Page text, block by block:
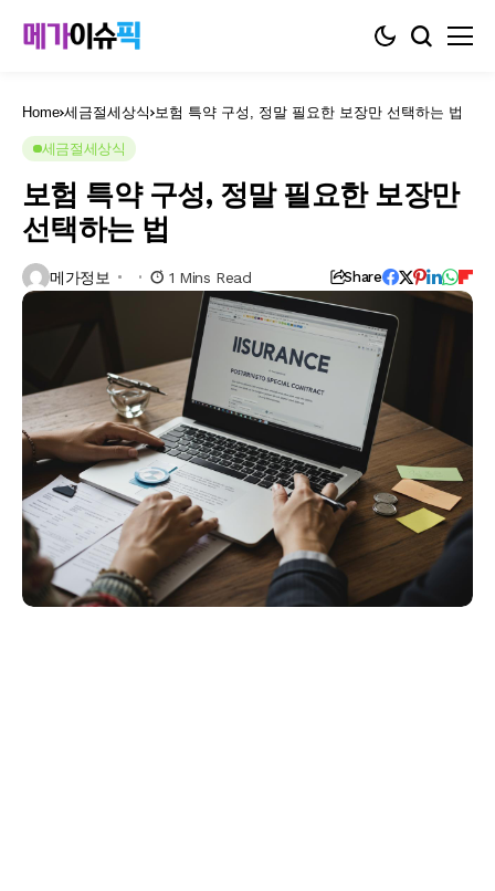
Home 세금절세상식 보험 특약 구성, 정말 필요한 보장만 선택하는 법
세금절세상식
보험 특약 구성, 정말 필요한 보장만
선택하는 법
메가정보 1 Mins Read Share